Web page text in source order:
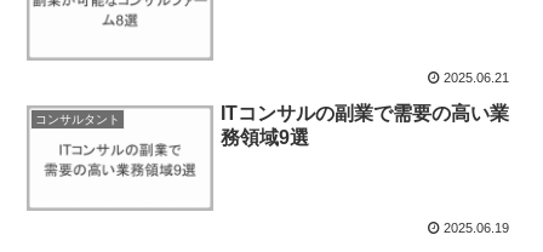
2025.06.21
コンサルタント
ITコンサルの副業で需要の高い業
務領域9選
2025.06.19